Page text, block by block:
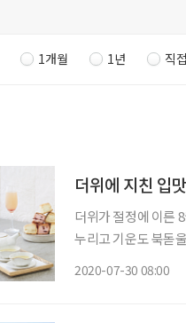
1개월 1년 직
더위에 지친 입
더위가 절정에 이른
누리고 기운도 북돋
2020-07-30 08:00